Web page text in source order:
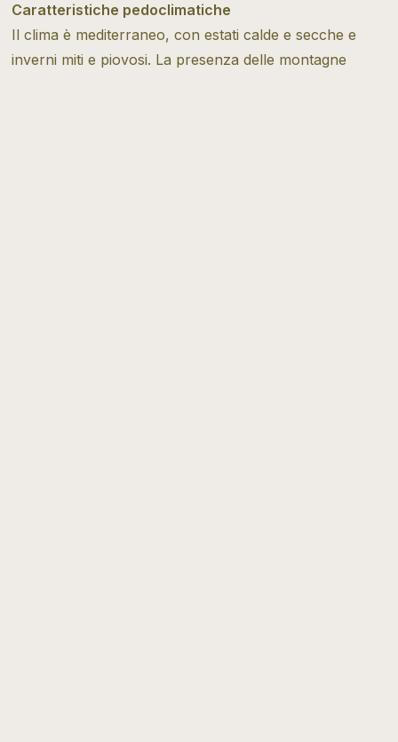
Caratteristiche pedoclimatiche
Il clima è mediterraneo, con estati calde e secche e
inverni miti e piovosi. La presenza delle montagne